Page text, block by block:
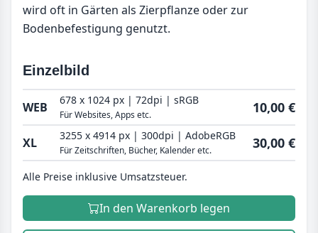
wird oft in Gärten als Zierpflanze oder zur
Bodenbefestigung genutzt.
Einzelbild
WEB 678 x 1024 px | 72dpi | sRGB
Für Websites, Apps etc. 10,00 €
XL 3255 x 4914 px | 300dpi | AdobeRGB
Für Zeitschriften, Bücher, Kalender etc. 30,00 €
Alle Preise inklusive Umsatzsteuer.
In den Warenkorb legen